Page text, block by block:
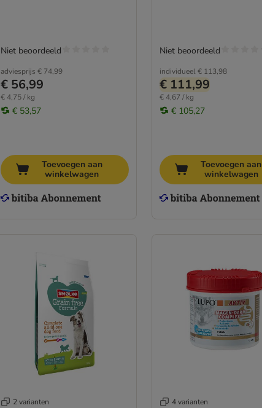
adviesprijs € 74,99
€ 56,99
€ 4,75 / kg
€ 53,57
Niet beoordeeld
Toevoegen aan
winkelwagen
individueel€ 113,98
€ 111,99
€ 4,67 / kg
€ 105,27
Niet beoordeeld
Toevoegen aan
winkelwagen
2 varianten 4 varianten